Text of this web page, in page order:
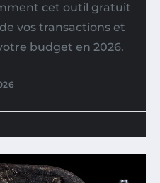
cet outil gratuit
vos transactions et
budget en 2026.